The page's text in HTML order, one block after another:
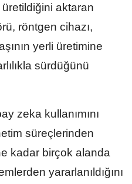
aktaran
röntgen cihazı,
yerli üretimine
sürdüğünü
zeka kullanımını
süreçlerinden
kadar birçok alanda
yararlanıldığını